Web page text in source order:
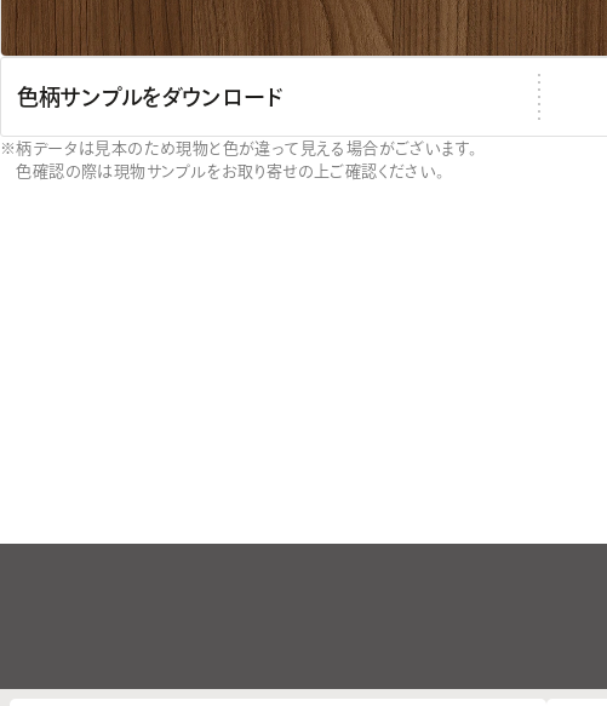
色柄サンプルをダウンロード
柄データは見本のため現物と色が違って見える場合がございます。
色確認の際は現物サンプルをお取り寄せの上ご確認ください。